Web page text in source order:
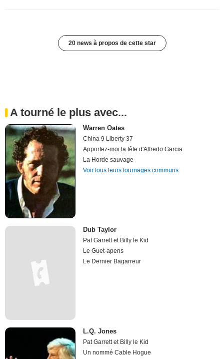
20 news à propos de cette star
A tourné le plus avec...
Warren Oates
China 9 Liberty 37
Apportez-moi la tête d'Alfredo Garcia
La Horde sauvage
Voir tous leurs tournages communs
Dub Taylor
Pat Garrett et Billy le Kid
Le Guet-apens
Le Dernier Bagarreur
L.Q. Jones
Pat Garrett et Billy le Kid
Un nommé Cable Hogue